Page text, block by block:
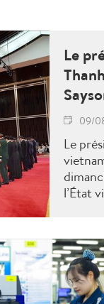
Le
09/
Le
l’État
des
deux